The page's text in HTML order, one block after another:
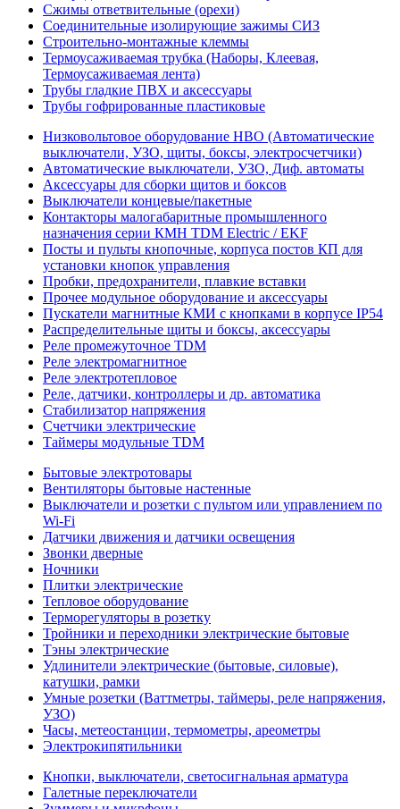
Сжимы ответвительные (орехи)
Соединительные изолирующие зажимы СИЗ
Строительно-монтажные клеммы
Термоусаживаемая трубка (Наборы, Клеевая,
Термоусаживаемая лента)
Трубы гладкие ПВХ и аксессуары
Трубы гофрированные пластиковые
Низковольтовое оборудование НВО (Автоматические
выключатели, УЗО, щиты, боксы, электросчетчики)
Автоматические выключатели, УЗО, Диф. автоматы
Аксессуары для сборки щитов и боксов
Выключатели концевые/пакетные
Контакторы малогабаритные промышленного
назначения серии КМН TDM Electric / EKF
Посты и пульты кнопочные, корпуса постов КП для
установки кнопок управления
Пробки, предохранители, плавкие вставки
Прочее модульное оборудование и аксессуары
Пускатели магнитные КМИ с кнопками в корпусе IP54
Распределительные щиты и боксы, аксессуары
Реле промежуточное TDM
Реле электромагнитное
Реле электротепловое
Реле, датчики, контроллеры и др. автоматика
Стабилизатор напряжения
Счетчики электрические
Таймеры модульные TDM
Бытовые электротовары
Вентиляторы бытовые настенные
Выключатели и розетки с пультом или управлением по
Wi-Fi
Датчики движения и датчики освещения
Звонки дверные
Ночники
Плитки электрические
Тепловое оборудование
Терморегуляторы в розетку
Тройники и переходники электрические бытовые
Тэны электрические
Удлинители электрические (бытовые, силовые),
катушки, рамки
Умные розетки (Ваттметры, таймеры, реле напряжения,
УЗО)
Часы, метеостанции, термометры, ареометры
Электрокипятильники
Кнопки, выключатели, светосигнальная арматура
Галетные переключатели